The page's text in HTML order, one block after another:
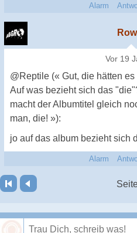
Alarm
Vor 19
@Reptile (« Gut, die hätten
Auf was bezieht sich das
macht der Albumtitel gleich
man, die! »):
jo auf das album bezieht sich
Alarm